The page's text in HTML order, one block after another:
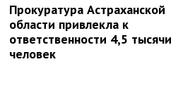
Прокуратура Астраханской
области привлекла к
ответственности 4,5 тысячи
человек